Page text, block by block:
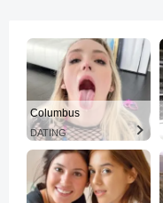
Columbus
DATING